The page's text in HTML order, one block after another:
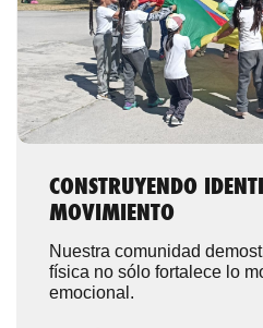
CONSTRUYENDO
MOVIMIENTO
Nuestra comunidad
física no sólo fortalece lo
emocional.